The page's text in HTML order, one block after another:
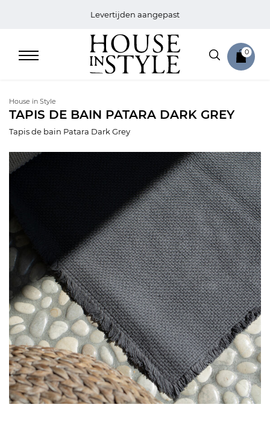
Levertijden aangepast
0
Home
Bed
Bath
Sale
Living
Sale
Mon
Compte
House in Style
TAPIS DE BAIN PATARA DARK GREY
Tapis de bain Patara Dark Grey